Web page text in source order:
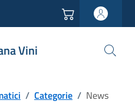
Vini
/ Categorie / News